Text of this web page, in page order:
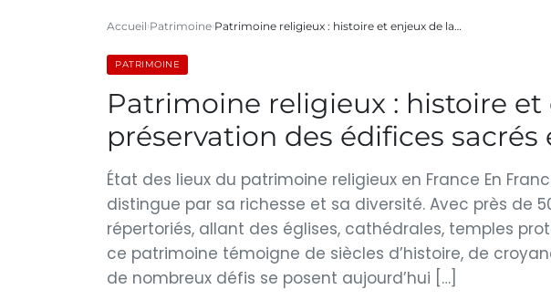
Accueil Patrimoine Patrimoine religieux : histoire et enjeux de la…
PATRIMOINE
Patrimoine religieux : histoire et
préservation des édifices sacrés
État des lieux du patrimoine religieux en France En
distingue par sa richesse et sa diversité. Avec près de
répertoriés, allant des églises, cathédrales, temples
ce patrimoine témoigne de siècles d’histoire, de
de nombreux défis se posent aujourd’hui […]